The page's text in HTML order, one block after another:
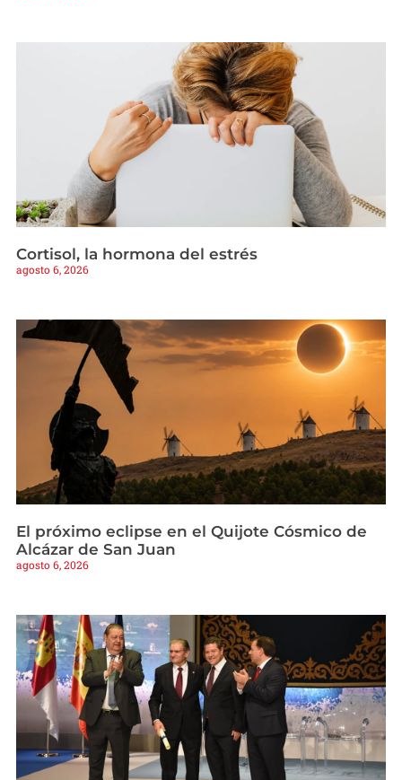
Cortisol, la hormona del estrés
agosto 6, 2026
El próximo eclipse en el Quijote Cósmico de
Alcázar de San Juan
agosto 6, 2026